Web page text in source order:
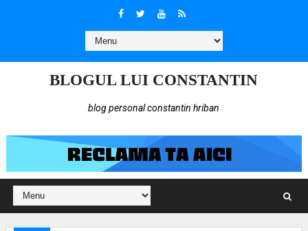
BLOGUL LUI CONSTANTIN
blog personal constantin hriban